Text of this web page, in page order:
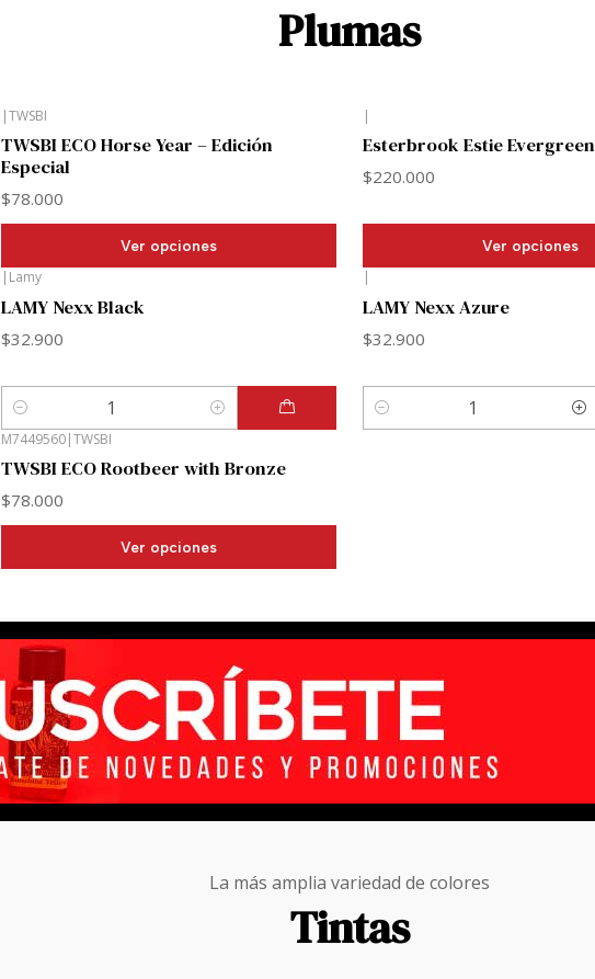
Plumas
|TWSBI
TWSBI ECO Horse Year – Edición
Especial
$78.000
Ver opciones
|
Esterbrook Estie Evergreen
$220.000
Ver opciones
| Lamy
LAMY Nexx Black
$32.900
Cantidad
|
LAMY Nexx Azure
$32.900
Cantidad
M7449560|TWSBI
TWSBI ECO Rootbeer with Bronze
$78.000
Ver opciones
La más amplia variedad de colores
Tintas